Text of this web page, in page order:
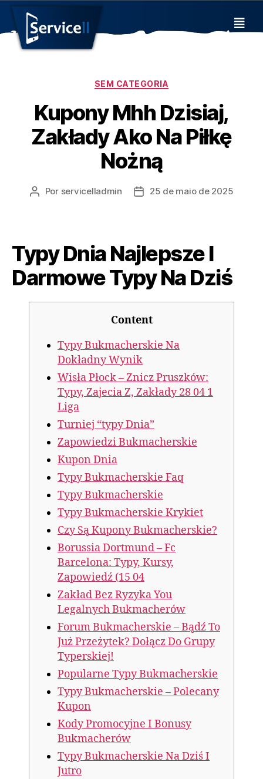
SEM CATEGORIA
Kupony Mhh Dzisiaj,
Zakłady Ako Na Piłkę
Nożną
Por servicelladmin 25 de maio de 2025
Typy Dnia Najlepsze I
Darmowe Typy Na Dziś
Content
Typy Bukmacherskie Na
Dokładny Wynik
Wisła Płock – Znicz Pruszków:
Typy, Zajecia Z, Zakłady 28 04 1
Liga
Turniej “typy Dnia”
Zapowiedzi Bukmacherskie
Kupon Dnia
Typy Bukmacherskie Faq
Typy Bukmacherskie
Typy Bukmacherskie Krykiet
Czy Są Kupony Bukmacherskie?
Borussia Dortmund – Fc
Barcelona: Typy, Kursy,
Zapowiedź (15 04
Zakład Bez Ryzyka You
Legalnych Bukmacherów
Forum Bukmacherskie – Bądź To
Już Przeżytek? Dołącz Do Grupy
Typerskiej!
Popularne Typy Bukmacherskie
Typy Bukmacherskie – Polecany
Kupon
Kody Promocyjne I Bonusy
Bukmacherów
Typy Bukmacherskie Na Dziś I
Jutro